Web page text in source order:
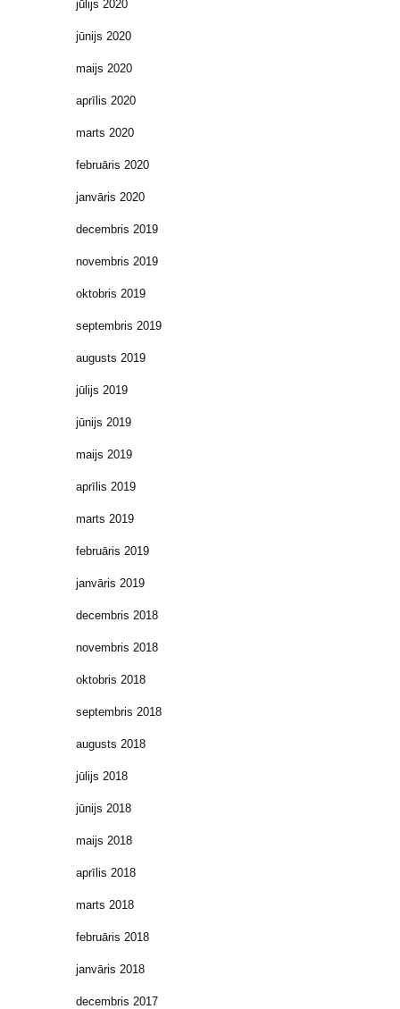
jūlijs 2020
jūnijs 2020
maijs 2020
aprīlis 2020
marts 2020
februāris 2020
janvāris 2020
decembris 2019
novembris 2019
oktobris 2019
septembris 2019
augusts 2019
jūlijs 2019
jūnijs 2019
maijs 2019
aprīlis 2019
marts 2019
februāris 2019
janvāris 2019
decembris 2018
novembris 2018
oktobris 2018
septembris 2018
augusts 2018
jūlijs 2018
jūnijs 2018
maijs 2018
aprīlis 2018
marts 2018
februāris 2018
janvāris 2018
decembris 2017